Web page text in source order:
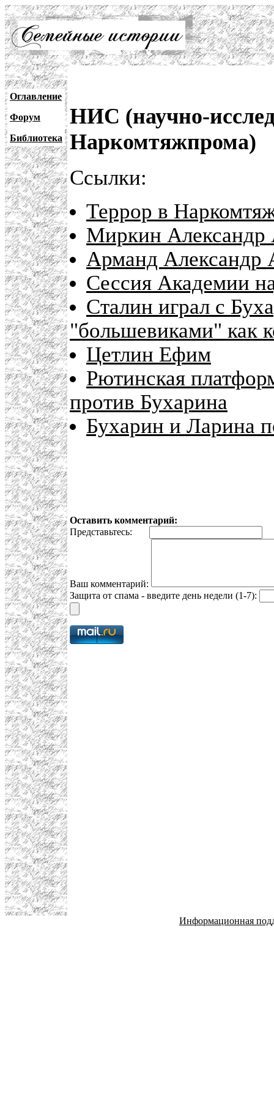
Оглавление
Форум
Библиотека
НИС (научно-
Наркомтяжпрома)
Ссылки:
Террор в
Миркин Александр
Арманд Александр
Сессия Академии
Сталин играл с
"большевиками" как
Цетлин Ефим
Рютинская
против Бухарина
Бухарин и Ларина
Оставить комментарий:
Представьтесь:
Ваш комментарий:
Защита от спама - введите день недели (1-7):
Информационная